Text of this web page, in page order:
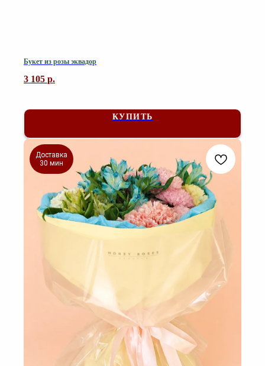
Букет из розы эквадор
3 105 р.
КУПИТЬ
Доставка
30 мин